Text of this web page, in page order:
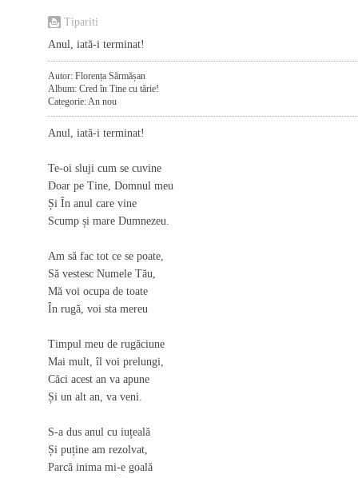
Tipariti
Anul, iată-i terminat!
Autor: Florența Sărmășan
Album: Cred în Tine cu tărie!
Categorie: An nou
Anul, iată-i terminat!
Te-oi sluji cum se cuvine
Doar pe Tine, Domnul meu
Și În anul care vine
Scump și mare Dumnezeu.
Am să fac tot ce se poate,
Să vestesc Numele Tău,
Mă voi ocupa de toate
În rugă, voi sta mereu
Timpul meu de rugăciune
Mai mult, îl voi prelungi,
Căci acest an va apune
Și un alt an, va veni.
S-a dus anul cu iuțeală
Și puține am rezolvat,
Parcă inima mi-e goală